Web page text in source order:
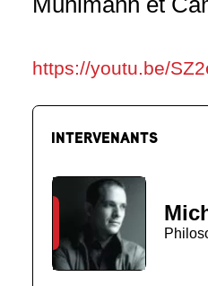
https://youtu.be/
INTERVENANTS